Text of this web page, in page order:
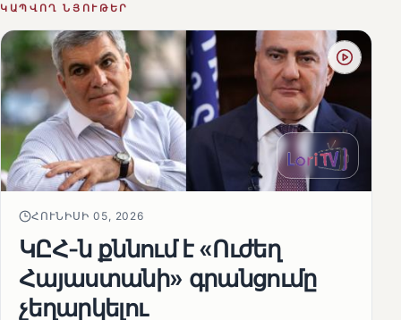
ԿԱՊՎՈՂ ՆՅՈՒԹԵՐ
ՀՈՒՆԻՍԻ 05, 2026
ԿԸՀ-ն քննում է «Ուժեղ
Հայաստանի» գրանցումը
չեղարկելու